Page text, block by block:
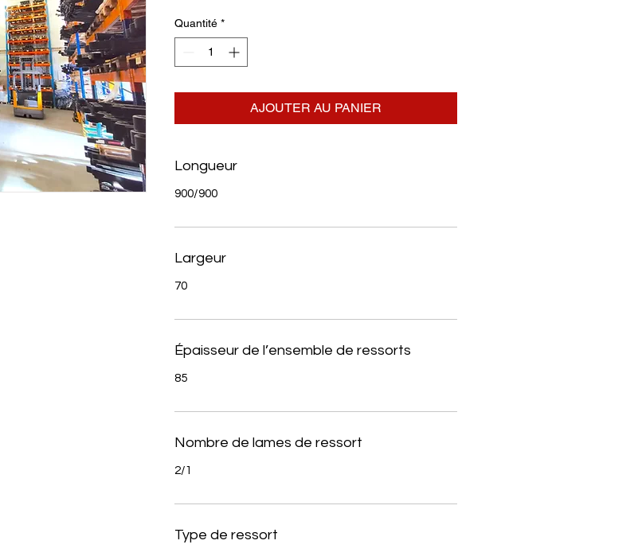
Quantité *
AJOUTER AU PANIER
Longueur
900/900
Largeur
70
Épaisseur de l’ensemble de ressorts
85
Nombre de lames de ressort
2/1
Type de ressort